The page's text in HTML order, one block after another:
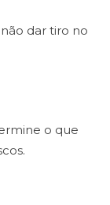
dar tiro no
o que